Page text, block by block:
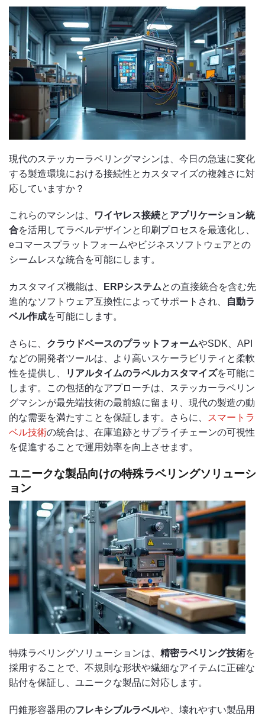
現代のステッカーラベリングマシンは、今日の急速に変化
する製造環境における接続性とカスタマイズの複雑さに対
応していますか？
これらのマシンは、 ワイヤレス接続と アプリケーション統
合を活用してラベルデザインと印刷プロセスを最適化し、
eコマースプラットフォームやビジネスソフトウェアとの
シームレスな統合を可能にします。
カスタマイズ機能は、 ERPシステムとの直接統合を含む先
進的なソフトウェア互換性によってサポートされ、
自動ラ
ベル作成を可能にします。
さらに、 クラウドベースのプラットフォームやSDK、API
などの開発者ツールは、より高いスケーラビリティと柔軟
性を提供し、
リアルタイムのラベルカスタマイズを可能に
します。この包括的なアプローチは、ステッカーラベリン
グマシンが最先端技術の最前線に留まり、現代の製造の動
的な需要を満たすことを保証します。さらに、
スマートラ
ベル技術の統合は、在庫追跡とサプライチェーンの可視性
を促進することで運用効率を向上させます。
ユニークな製品向けの特殊ラベリングソリューシ
ョン
特殊ラベリングソリューションは、 精密ラベリング技術を
採用することで、不規則な形状や繊細なアイテムに正確な
貼付を保証し、ユニークな製品に対応します。
円錐形容器用のフレキシブルラベルや、壊れやすい製品用